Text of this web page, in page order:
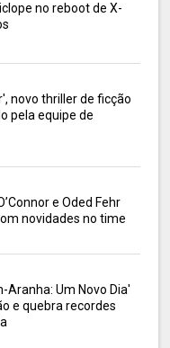
no reboot de X-
novo thriller de ficção
pela equipe de
e Oded Fehr
novidades no time
Aranha: Um Novo Dia'
e quebra recordes